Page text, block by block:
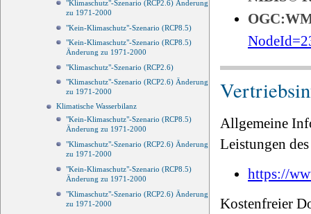
"Klimaschutz"-Szenario (RCP2.6) Änderung
zu 1971-2000
"Kein-Klimaschutz"-Szenario (RCP8.5)
"Kein-Klimaschutz"-Szenario (RCP8.5)
Änderung zu 1971-2000
"Klimaschutz"-Szenario (RCP2.6)
"Klimaschutz"-Szenario (RCP2.6) Änderung
zu 1971-2000
Klimatische Wasserbilanz
"Kein-Klimaschutz"-Szenario (RCP8.5)
Änderung zu 1971-2000
"Klimaschutz"-Szenario (RCP2.6) Änderung
zu 1971-2000
"Kein-Klimaschutz"-Szenario (RCP8.5)
Änderung zu 1971-2000
"Klimaschutz"-Szenario (RCP2.6) Änderung
zu 1971-2000
Allgemeine
Leistungen
https://
Kostenfreier